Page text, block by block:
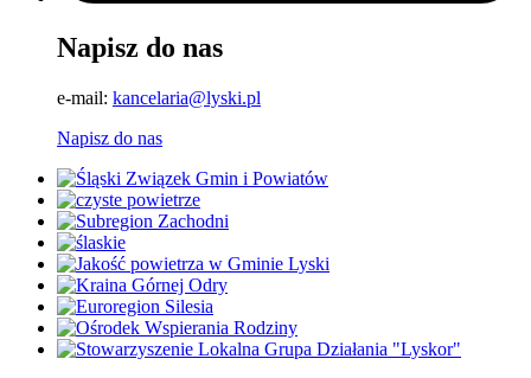
Napisz do nas
e-mail: kancelaria@lyski.pl
Napisz do nas